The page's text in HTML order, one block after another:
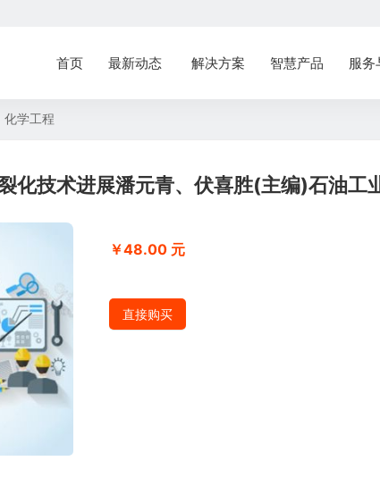
首页 最新动态 解决方案 智慧产品 服务
化学工程
化技术进展潘元青、伏喜胜(主编)石油工
￥48.00 元
直接购买